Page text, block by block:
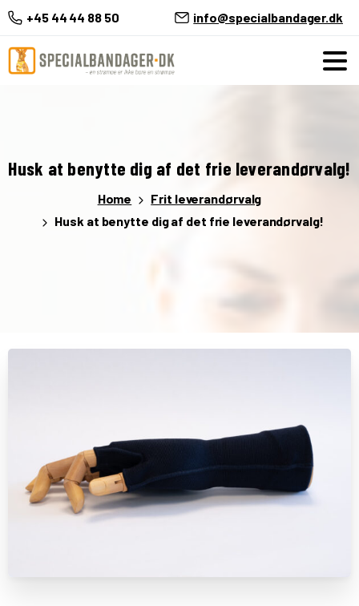
+45 44 44 88 50 info@specialbandager.dk
Husk at benytte dig af det frie leverandørvalg!
Home
Frit leverandørvalg
Husk at benytte dig af det frie leverandørvalg!